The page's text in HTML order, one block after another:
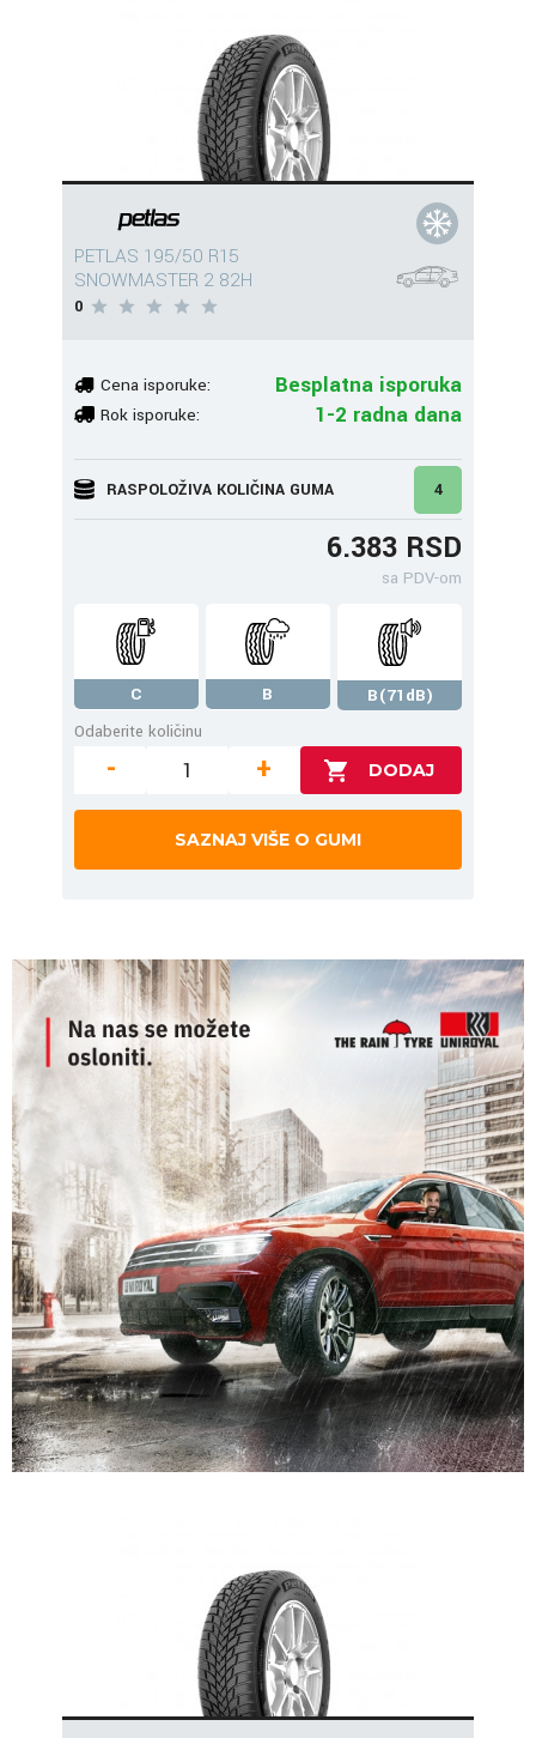
PETLAS 195/50 R15
SNOWMASTER 2 82H
0
Cena isporuke: Besplatna isporuka
Rok isporuke: 1-2 radna dana
RASPOLOŽIVA KOLIČINA GUMA 4
6.383 RSD
sa PDV-om
C B
B(71dB)
Odaberite količinu
- +
SAZNAJ VIŠE O GUMI